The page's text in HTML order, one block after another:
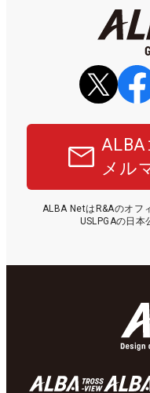
メル
ALBA NetはR&Aのオフ
USLPGAの日本